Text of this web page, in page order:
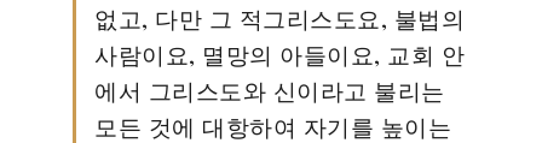
없고, 다만 그 적그리스도요, 불법의
사람이요, 멸망의 아들이요, 교회 안
에서 그리스도와 신이라고 불리는
모든 것에 대항하여 자기를 높이는